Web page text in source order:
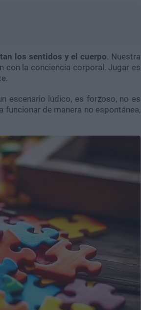
los sentidos y el cuerpo. Nuestra
con la conciencia corporal. Jugar es
escenario lúdico, es forzoso, no es
funcionar de manera no espontánea,